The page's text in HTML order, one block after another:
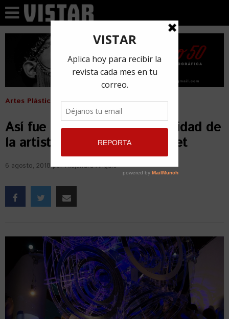
Artes Plásticas
Así fue la exposición Flotabilidad de
la artista cubana Mabel Poblet
6 agosto, 2018 porAlejandra Angulo